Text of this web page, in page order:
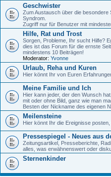
Geschwister
Zum Austausch über die
Syndrom.
Zugriff nur für Benutzer mit
Hilfe, Rat und Trost
Sorgen, Probleme, Ihr sucht Hilfe?
dies ist das Forum für die ernste
mindestens 10 Beiträgen!
Moderator: Yvonne
Urlaub, Reha und Kuren
Hier könnt Ihr von Euren
Meine Familie und Ich
Hier kann jeder, der den Wunsch
mit oder ohne Bild, ganz wie man
Besten der Nickname des eigenen
Meilensteine
Hier könnt Ihr die Ereignisse
Pressespiegel - Neues aus
Zeitungsartikel, Presseberichte,
alles, was erwähnenswert oder
Sternenkinder